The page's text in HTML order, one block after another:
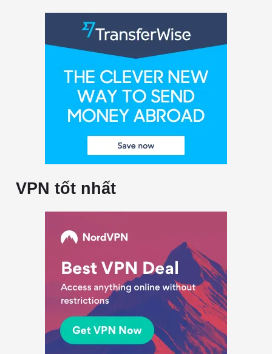
VPN tốt nhất